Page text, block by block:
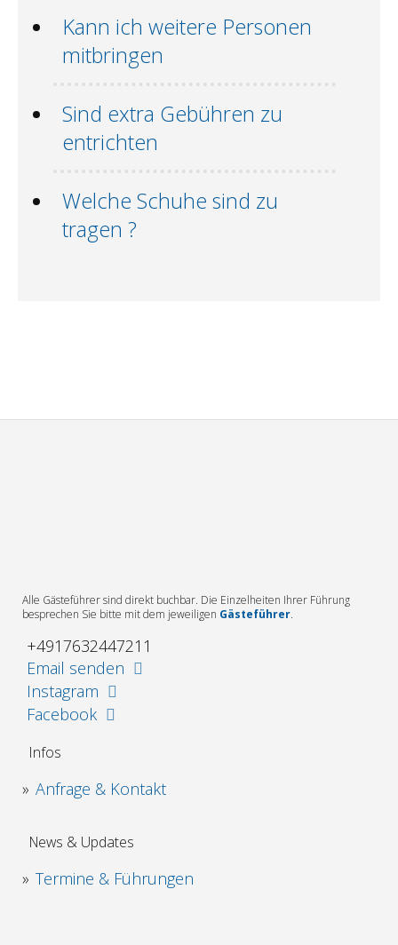
Kann ich weitere Personen
mitbringen
Sind extra Gebühren zu
entrichten
Welche Schuhe sind zu
tragen ?
Alle Gästeführer sind direkt buchbar. Die Einzelheiten Ihrer Führung
besprechen Sie bitte mit dem jeweiligen Gästeführer.
+4917632447211
Email senden
Instagram
Facebook
Infos
Anfrage & Kontakt
News & Updates
Termine & Führungen